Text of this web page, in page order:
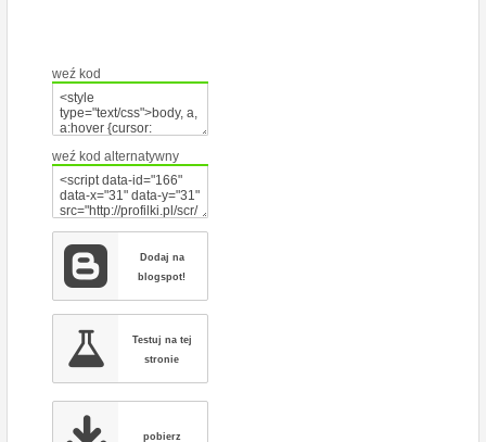
weź kod
weź kod alternatywny
Dodaj na
blogspot!
Testuj na tej
stronie
pobierz